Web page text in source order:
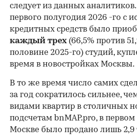
следует из данных
первого полугодия 2026 -го с
кредитных средств было
каждый трех (66,5% против
половине 2025-го) студий,
время в новостройках Москвы.
В то же время число самих
за год сократилось сильнее,
видами квартир в столичных
подсчетам bnMAP.pro, в
Москве было продано лишь